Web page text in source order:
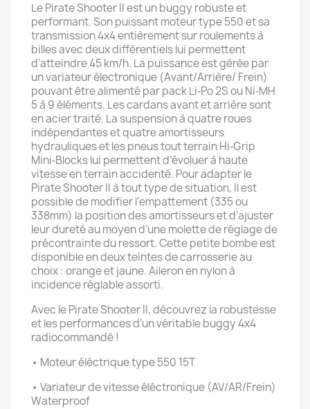
Le Pirate Shooter II est un buggy robuste et
performant. Son puissant moteur type 550 et sa
transmission 4x4 entièrement sur roulements à
billes avec deux différentiels lui permettent
d’atteindre 45 km/h. La puissance est gérée par
un variateur électronique (Avant/Arrière/ Frein)
pouvant être alimenté par pack Li‐Po 2S ou Ni‐MH
5 à 9 éléments. Les cardans avant et arrière sont
en acier traité. La suspension à quatre roues
indépendantes et quatre amortisseurs
hydrauliques et les pneus tout terrain Hi‐Grip
Mini‐Blocks lui permettent d’évoluer à haute
vitesse en terrain accidenté. Pour adapter le
Pirate Shooter II à tout type de situation, Il est
possible de modifier l’empattement (335 ou
338mm) la position des amortisseurs et d’ajuster
leur dureté au moyen d’une molette de réglage de
précontrainte du ressort. Cette petite bombe est
disponible en deux teintes de carrosserie au
choix : orange et jaune. Aileron en nylon à
incidence réglable assorti.
Avec le Pirate Shooter II, découvrez la robustesse
et les performances d’un véritable buggy 4x4
radiocommandé !
• Moteur éléctrique type 550 15T
• Variateur de vitesse éléctronique (AV/AR/Frein)
Waterproof